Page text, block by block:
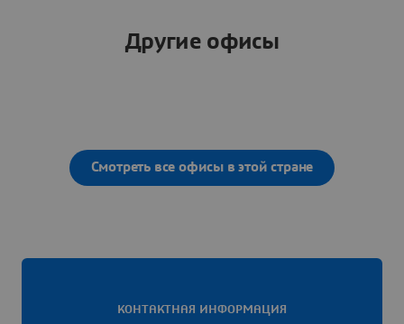
Другие офисы
Смотреть все офисы в этой стране
КОНТАКТНАЯ ИНФОРМАЦИЯ